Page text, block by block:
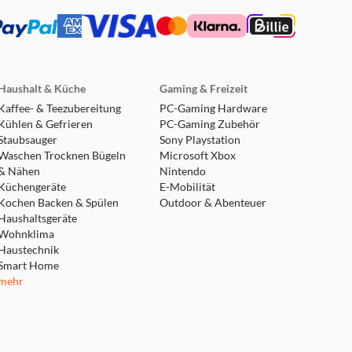
zu unserem
Höhe von 1 m auf
Zubehörsystem mit
C-Port des Laptops
*Erfordert
auf Support,
& Küche
& Teezubereitung
& Gefrieren
Trocknen Bügeln
Nähen
Backen & Spülen
Home
Gaming & Freizeit
PC-Gaming Hardware
PC-Gaming Zubehör
Sony Playstation
Microsoft Xbox
Nintendo
E-Mobilität
Outdoor & Abenteuer